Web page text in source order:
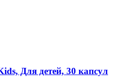
Для детей, 30 капсул